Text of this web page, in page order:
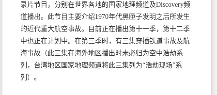
录片节目，分别在世界各地的国家地理频道及Discovery频
道播出。此节目主要介绍1970年代黑匣子发明之后所发生
的近代重大航空事故。目前正在播出第十一季，第十二季
中也正在计划中。在第三季时，有三集穿插铁道事故及航
海事故（此三集在海外地区播出时未必归为空中浩劫系
列，台湾地区国家地理频道将此三集列为“浩劫现场”系
列）。